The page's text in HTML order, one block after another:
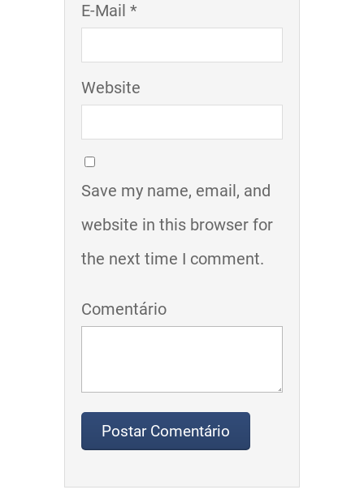
E-Mail *
Website
Save my name, email, and
website in this browser for
the next time I comment.
Comentário